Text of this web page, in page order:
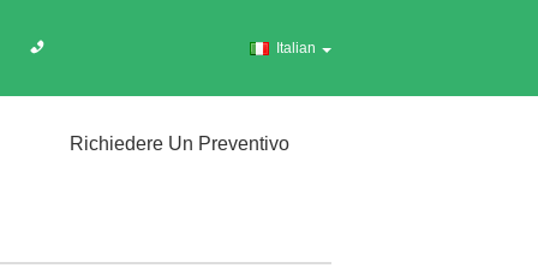
Italian
Richiedere Un Preventivo